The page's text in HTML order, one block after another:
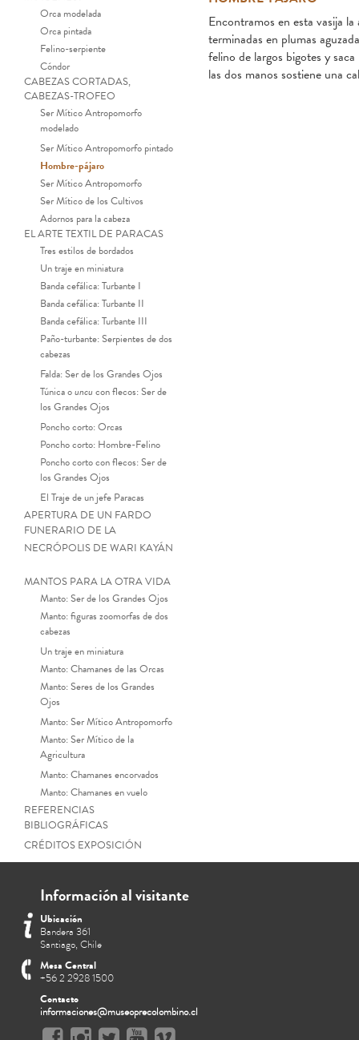
Orca modelada
Orca pintada
Felino-serpiente
Cóndor
CABEZAS CORTADAS,
CABEZAS-TROFEO
Ser Mítico Antropomorfo
modelado
Ser Mítico Antropomorfo pintado
Hombre-pájaro
Ser Mítico Antropomorfo
Ser Mítico de los Cultivos
Adornos para la cabeza
EL ARTE TEXTIL DE PARACAS
Tres estilos de bordados
Un traje en miniatura
Banda cefálica: Turbante I
Banda cefálica: Turbante II
Banda cefálica: Turbante III
Paño-turbante: Serpientes de dos
cabezas
Falda: Ser de los Grandes Ojos
Túnica ouncu con flecos: Ser de
los Grandes Ojos
Poncho corto: Orcas
Poncho corto: Hombre-Felino
Poncho corto con flecos: Ser de
los Grandes Ojos
El Traje de un jefe Paracas
APERTURA DE UN FARDO
FUNERARIO DE LA
NECRÓPOLIS DE WARI KAYÁN
MANTOS PARA LA OTRA VIDA
Manto: Ser de los Grandes Ojos
Manto: figuras zoomorfas de dos
cabezas
Un traje en miniatura
Manto: Chamanes de las Orcas
Manto: Seres de los Grandes
Ojos
Manto: Ser Mítico Antropomorfo
Manto: Ser Mítico de la
Agricultura
Manto: Chamanes encorvados
Manto: Chamanes en vuelo
REFERENCIAS
BIBLIOGRÁFICAS
CRÉDITOS EXPOSICIÓN
Encontramos en esta vasija
terminadas en plumas
felino de largos bigotes y
las dos manos sostiene una
Información al visitante
Ubicación
Bandera 361
Santiago, Chile
Mesa Central
+56 2 2928 1500
Contacto
informaciones@museoprecolombino.cl